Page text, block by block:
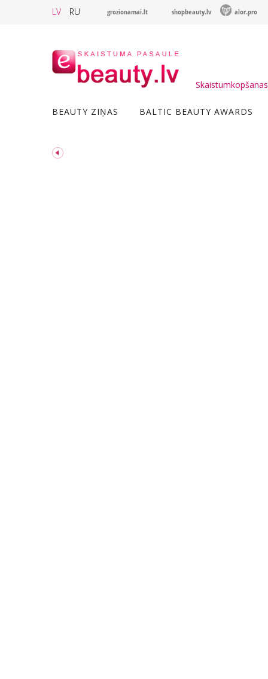
LV RU grozionamai.lt shopbeauty.lv alor.pro
BEAUTY ZIŅAS BALTIC BEAUTY AWARDS